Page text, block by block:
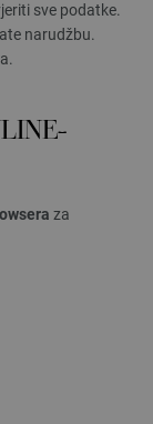
sve podatke.
narudžbu.
za